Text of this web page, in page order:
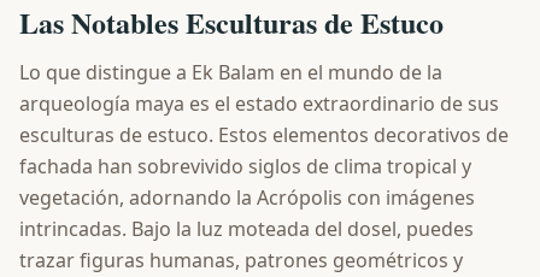
Las Notables Esculturas de Estuco
Lo que distingue a Ek Balam en el mundo de la
arqueología maya es el estado extraordinario de sus
esculturas de estuco. Estos elementos decorativos de
fachada han sobrevivido siglos de clima tropical y
vegetación, adornando la Acrópolis con imágenes
intrincadas. Bajo la luz moteada del dosel, puedes
trazar figuras humanas, patrones geométricos y